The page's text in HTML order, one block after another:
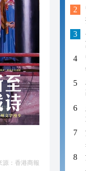
源： 香港商報